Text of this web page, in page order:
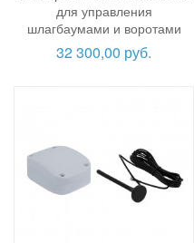
для управления
шлагбаумами и воротами
32 300,00 руб.